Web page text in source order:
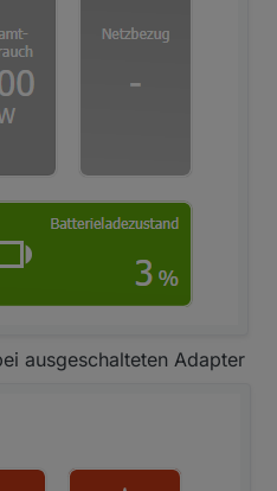
ausgeschalteten Adapter